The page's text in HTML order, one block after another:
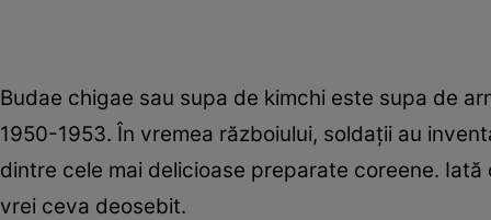
Budae chigae sau supa de kimchi este supa de
1950-1953. În vremea războiului, soldaţii au
dintre cele mai delicioase preparate coreene.
vrei ceva deosebit.